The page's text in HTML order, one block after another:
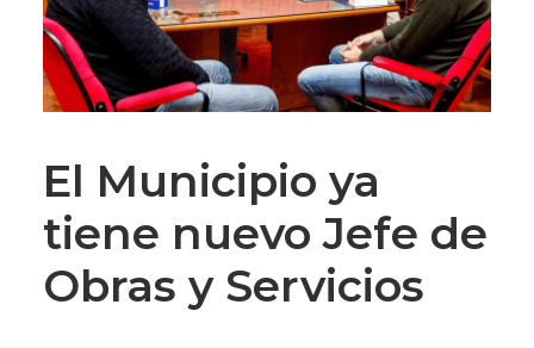
PARQUE INDUSTRIAL
RECAUDACIONES
El Municipio ya
tiene nuevo Jefe de
Obras y Servicios